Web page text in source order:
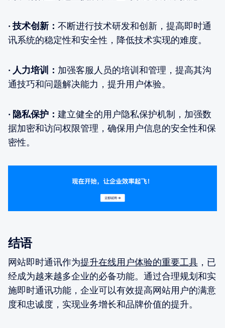
· 技术创新： 不断进行技术研发和创新，提高即时通
讯系统的稳定性和安全性，降低技术实现的难度。
· 人力培训： 加强客服人员的培训和管理，提高其沟
通技巧和问题解决能力，提升用户体验。
· 隐私保护： 建立健全的用户隐私保护机制，加强数
据加密和访问权限管理，确保用户信息的安全性和保
密性。
结语
网站即时通讯作为提升在线用户体验的重要工具 ，已
经成为越来越多企业的必备功能。通过合理规划和实
施即时通讯功能，企业可以有效提高网站用户的满意
度和忠诚度，实现业务增长和品牌价值的提升。